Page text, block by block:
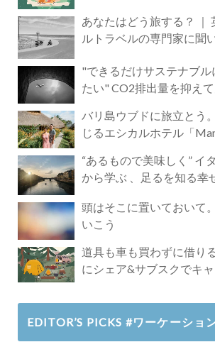
あなたはどう旅する？ ｜ 英国サステナブ
ルトラベルの専門家に聞
"できるだけサステナブル
たい" CO2排出量を抑え
バリ島ウブドに旅立とう
じるエシカルホテル「
“あるもので美味しく” イ
から学ぶ 、足るを知る幸
頭はそこに置いておいて
いこう
道具も車も買わずに借り
にシェア&サブスクでキ
EDITOR’S PICKS #ワーケーショ